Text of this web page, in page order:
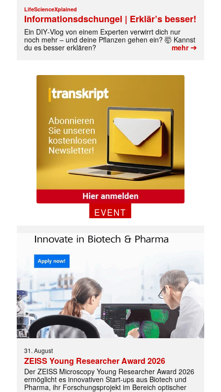
✕
LifeScienceXplained
Informationsdschungel | Erklär’s besser!
Ein DIY‑Vlog von einem Experten verwirrt dich nur
noch mehr – und deine Pflanzen gehen ein? 🤯 Kannst
du es besser erklären?
mehr➔
EVENT
31. August
ZEISS Young Researcher Award 2026
Der ZEISS Microscopy Young Researcher Award 2026
ermöglicht es innovativen Start-ups aus Biotech und
Pharma, ihr Forschungsprojekt im Bereich optischer